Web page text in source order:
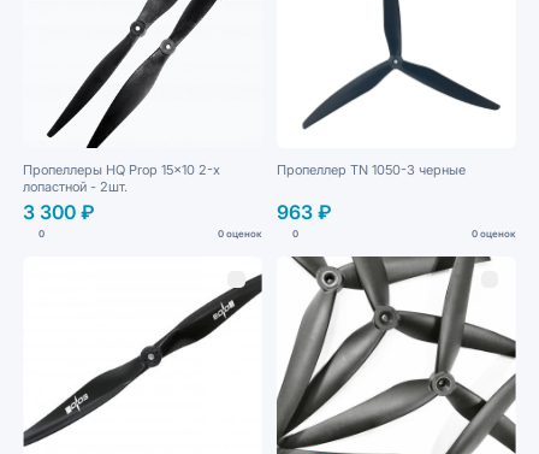
Пропеллеры HQ Prop 15x10 2-х
лопастной - 2шт.
3 300 ₽
0 0 оценок
Пропеллер TN 1050-3 черные
963 ₽
0 0 оценок